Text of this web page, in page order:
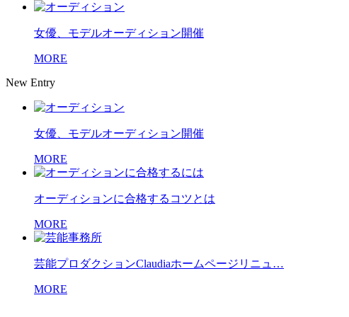
女優、モデルオーディション開催
MORE
New Entry
女優、モデルオーディション開催
MORE
オーディションに合格するコツとは
MORE
芸能プロダクションClaudiaホームページリニュ…
MORE